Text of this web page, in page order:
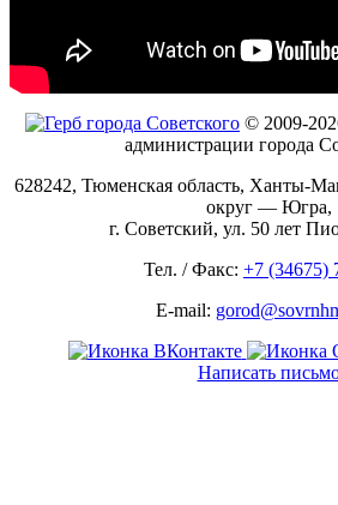
© 2009-
администрации города
628242, Тюменская область, Ханты-
округ — Югра,
г. Советский, ул. 50 лет
Тел. / Факс: +7 (34675)
E-mail:
Написать